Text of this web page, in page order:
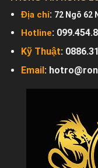
Địa chỉ: 72 Ngõ 62
Hotline:
Kỹ Thuật:
Email: